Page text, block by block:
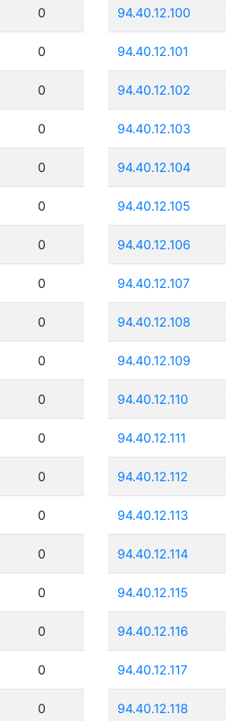
0
0
0
0
0
0
0
0
0
0
0
0
0
0
0
0
0
0
0
94.40.12.100
94.40.12.101
94.40.12.102
94.40.12.103
94.40.12.104
94.40.12.105
94.40.12.106
94.40.12.107
94.40.12.108
94.40.12.109
94.40.12.110
94.40.12.111
94.40.12.112
94.40.12.113
94.40.12.114
94.40.12.115
94.40.12.116
94.40.12.117
94.40.12.118